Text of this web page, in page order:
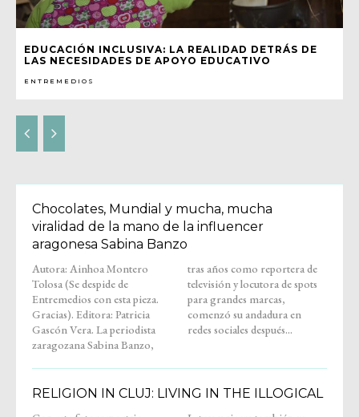
EDUCACIÓN INCLUSIVA: LA REALIDAD DETRÁS DE
LAS NECESIDADES DE APOYO EDUCATIVO
ENTREMEDIOS
Chocolates, Mundial y mucha, mucha
viralidad de la mano de la influencer
aragonesa Sabina Banzo
Autora: Ainhoa Montero
Tolosa (Se despide de
Entremedios con esta pieza.
Gracias). Editora: Patricia
Gascón Vera. La periodista
zaragozana Sabina Banzo,
tras años como reportera de
televisión y locutora de spots
para grandes marcas,
comenzó su andadura en
redes sociales después...
RELIGION IN CLUJ: LIVING IN THE ILLOGICAL